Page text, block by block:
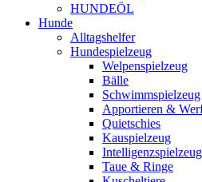
HUNDEÖL
Hunde
Alltagshelfer
Hundespielzeug
Welpenspielzeug
Bälle
Schwimmspielzeug
Apportieren &
Quietschies
Kauspielzeug
Intelligenzspielzeug
Taue & Ringe